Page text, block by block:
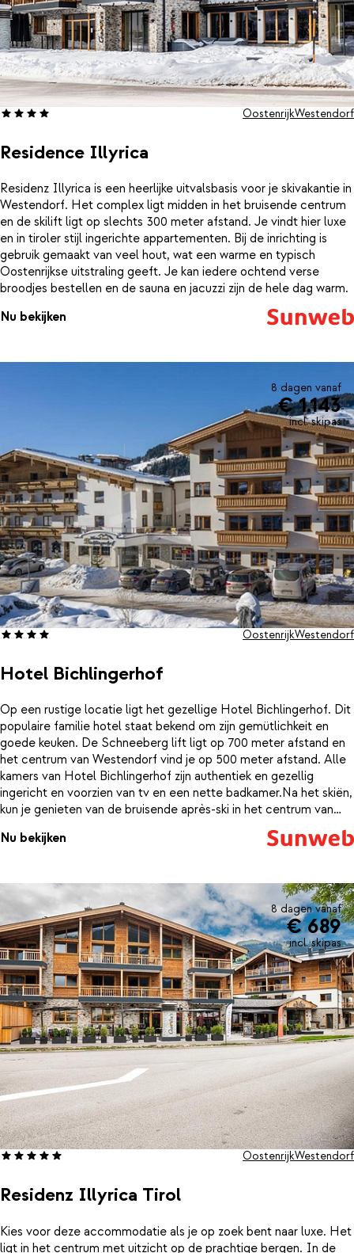
Residence Illyrica
OostenrijkWestendorf
Residenz Illyrica is een heerlijke uitvalsbasis voor je skivakantie in
Westendorf. Het complex ligt midden in het bruisende centrum
en de skilift ligt op slechts 300 meter afstand. Je vindt hier luxe
en in tiroler stijl ingerichte appartementen. Bij de inrichting is
gebruik gemaakt van veel hout, wat een warme en typisch
Oostenrijkse uitstraling geeft. Je kan iedere ochtend verse
broodjes bestellen en de sauna en jacuzzi zijn de hele dag warm.
Nu bekijken
8 dagen vanaf
€ 1.143
incl. skipas
Hotel Bichlingerhof
OostenrijkWestendorf
Op een rustige locatie ligt het gezellige Hotel Bichlingerhof. Dit
populaire familie hotel staat bekend om zijn gemütlichkeit en
goede keuken. De Schneeberg lift ligt op 700 meter afstand en
het centrum van Westendorf vind je op 500 meter afstand. Alle
kamers van Hotel Bichlingerhof zijn authentiek en gezellig
ingericht en voorzien van tv en een nette badkamer.Na het skiën,
kun je genieten van de bruisende après-ski in het centrum van
Westendorf, of weer terug naar het sfeervolle Hotel
Bichlingerhof waar je onder het genot van een drankje in de
weer helemaal opwarmt in de sauna, het solarium of het Turks
stoombad. In het restaurant dat in traditionele Tiroler stijl is
ingericht kun je genieten van heerlijke Oostenrijkse specialiteiten.
Nu bekijken
8 dagen vanaf
€ 689
incl. skipas
Residenz Illyrica Tirol
OostenrijkWestendorf
Kies voor deze accommodatie als je op zoek bent naar luxe. Het
ligt in het centrum met uitzicht op de prachtige bergen. In de